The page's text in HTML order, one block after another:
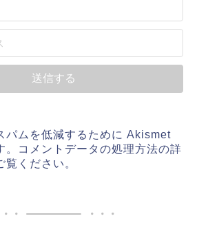
パムを低減するために Akismet
コメントデータの処理方法の詳
覧ください 。